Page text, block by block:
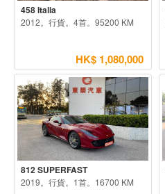
458 Italia
2012。行貨。4首。95200 KM
HK$ 1,080,000
812 SUPERFAST
2019。行貨。1首。16700 KM